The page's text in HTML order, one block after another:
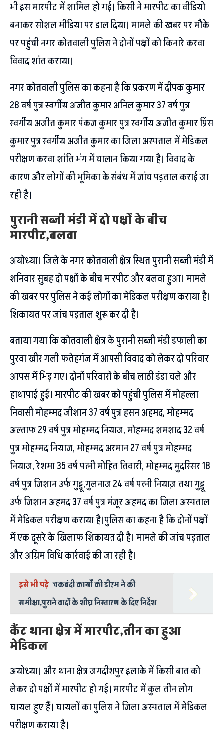
भी इस मारपीट में शामिल हो गई। किसी ने मारपीट का वीडियो
बनाकर सोशल मीडिया पर डाल दिया। मामले की खबर पर मौके
पर पहुंची नगर कोतवाली पुलिस ने दोनों पक्षों को किनारे करवा
विवाद शांत कराया।
नगर कोतवाली पुलिस का कहना है कि प्रकरण में दीपक कुमार
28 वर्ष पुत्र स्वर्गीय अजीत कुमार अनिल कुमार 37 वर्ष पुत्र
स्वर्गीय अजीत कुमार पंकज कुमार पुत्र स्वर्गीय अजीत कुमार प्रिंस
कुमार पुत्र स्वर्गीय अजीत कुमार का जिला अस्पताल में मेडिकल
परीक्षण करवा शांति भंग में चालान किया गया है। विवाद के
कारण और लोगों की भूमिका के संबंध में जांच पड़ताल कराई जा
रही है।
पुरानी सब्जी मंडी में दो पक्षों के बीच
मारपीट,बलवा
अयोध्या। जिले के नगर कोतवाली क्षेत्र स्थित पुरानी सब्जी मंडी में
शनिवार सुबह दो पक्षों के बीच मारपीट और बलवा हुआ। मामले
की खबर पर पुलिस ने कई लोगों का मेडिकल परीक्षण कराया है।
शिकायत पर जांच पड़ताल शुरू कर दी है।
बताया गया कि कोतवाली क्षेत्र के पुरानी सब्जी मंडी डफाली का
पुरवा खीर गली फतेहगंज में आपसी विवाद को लेकर दो परिवार
आपस में भिड़ गए। दोनों परिवारों के बीच लाठी डंडा चले और
हाथापाई हुई। मारपीट की खबर को पहुंची पुलिस में मोहल्ला
निवासी मोहम्मद जीशान 37 वर्ष पुत्र हसन अहमद, मोहम्मद
अल्ताफ 29 वर्ष पुत्र मोहम्मद नियाज, मोहम्मद शमशाद 32 वर्ष
पुत्र मोहम्मद नियाज, मोहम्मद अरमान 27 वर्ष पुत्र मोहम्मद
नियाज, रेशमा 35 वर्ष पत्नी मोहित तिवारी, मोहम्मद मुदस्सिर 18
वर्ष पुत्र जिशान उर्फ गुड्डू,गुलनाज 24 वर्ष पत्नी नियाज़ तथा गुड्डू
उर्फ जिशान अहमद 37 वर्ष पुत्र मंजूर अहमद का जिला अस्पताल
में मेडिकल परीक्षण कराया है।पुलिस का कहना है कि दोनों पक्षों
में एक दूसरे के खिलाफ शिकायत दी है। मामले की जांच पड़ताल
और अग्रिम विधि कार्रवाई की जा रही है।
इसे भी पढ़े चकबंदी कार्यों की डीएम ने की
समीक्षा,पुराने वादों के शीघ्र निस्तारण के दिए निर्देश
कैंट थाना क्षेत्र में मारपीट,तीन का हुआ
मेडिकल
अयोध्या। और थाना क्षेत्र जगदीशपुर इलाके में किसी बात को
लेकर दो पक्षों में मारपीट हो गई। मारपीट में कुल तीन लोग
घायल हुए हैं। घायलों का पुलिस ने जिला अस्पताल में मेडिकल
परीक्षण कराया है।